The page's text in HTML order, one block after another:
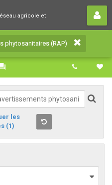
agricole et
(RAP)
du réseau agricole et
phytosanitaires (RAP)
les
(1)